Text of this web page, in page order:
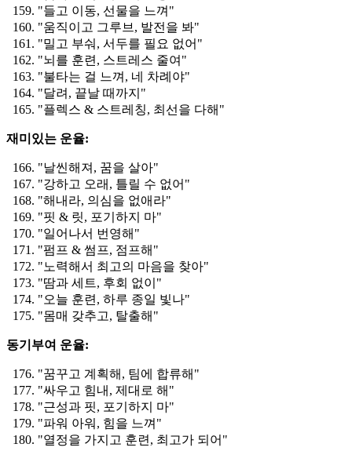
"들고 이동, 선물을 느껴"
"움직이고 그루브, 발전을 봐"
"밀고 부숴, 서두를 필요 없어"
"뇌를 훈련, 스트레스 줄여"
"불타는 걸 느껴, 네 차례야"
"달려, 끝날 때까지"
"플렉스 & 스트레칭, 최선을 다해"
재미있는 운율:
"날씬해져, 꿈을 살아"
"강하고 오래, 틀릴 수 없어"
"해내라, 의심을 없애라"
"핏 & 릿, 포기하지 마"
"일어나서 번영해"
"펌프 & 썸프, 점프해"
"노력해서 최고의 마음을 찾아"
"땀과 세트, 후회 없이"
"오늘 훈련, 하루 종일 빛나"
"몸매 갖추고, 탈출해"
동기부여 운율:
"꿈꾸고 계획해, 팀에 합류해"
"싸우고 힘내, 제대로 해"
"근성과 핏, 포기하지 마"
"파워 아워, 힘을 느껴"
"열정을 가지고 훈련, 최고가 되어"